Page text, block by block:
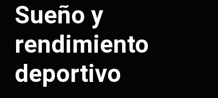
Sueño y
rendimiento
deportivo